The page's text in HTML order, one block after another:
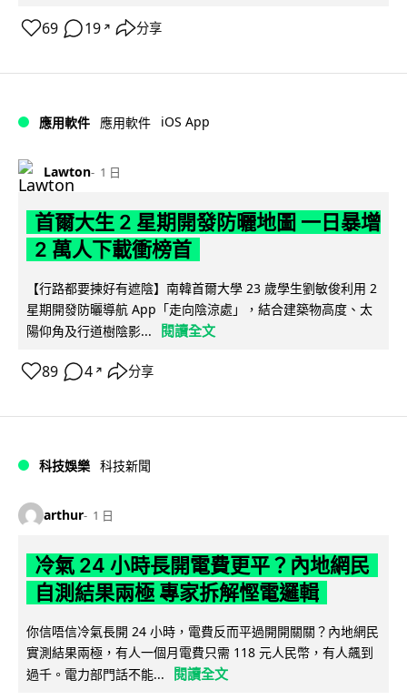
69 19 ↗ 分享
應用軟件 應用軟件 iOS App
Lawton 1 日
首爾大生 2 星期開發防曬地圖 一日暴增
2 萬人下載衝榜首
【行路都要揀好有遮陰】南韓首爾大學 23 歲學生劉敏俊利用 2
星期開發防曬導航 App「走向陰涼處」，結合建築物高度、太
陽仰角及行道樹陰影...
閱讀全文
89 4 ↗ 分享
科技娛樂 科技新聞
arthur 1 日
冷氣 24 小時長開電費更平？內地網民
自測結果兩極 專家拆解慳電邏輯
你信唔信冷氣長開 24 小時，電費反而平過開開關關？內地網民
實測結果兩極，有人一個月電費只需 118 元人民幣，有人飆到
過千。電力部門話不能...
閱讀全文